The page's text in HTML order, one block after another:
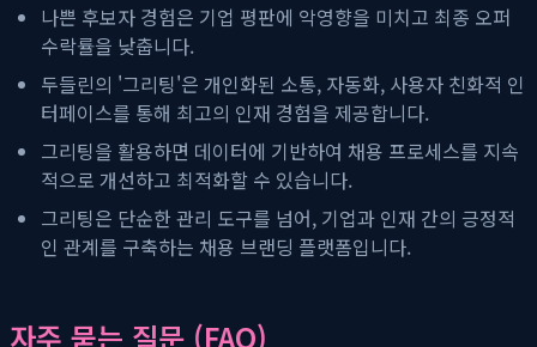
나쁜 후보자 경험은 기업 평판에 악영향을 미치고 최종 오퍼
수락률을 낮춥니다.
두들린의 '그리팅'은 개인화된 소통, 자동화, 사용자 친화적 인
터페이스를 통해 최고의 인재 경험을 제공합니다.
그리팅을 활용하면 데이터에 기반하여 채용 프로세스를 지속
적으로 개선하고 최적화할 수 있습니다.
그리팅은 단순한 관리 도구를 넘어, 기업과 인재 간의 긍정적
인 관계를 구축하는 채용 브랜딩 플랫폼입니다.
자주 묻는 질문 (FAQ)